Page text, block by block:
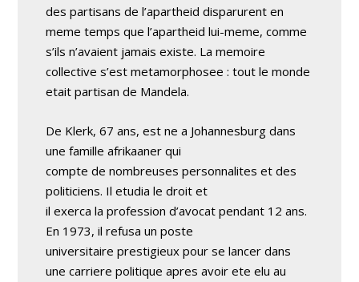
des partisans de l’apartheid disparurent en
meme temps que l’apartheid lui-meme, comme
s’ils n’avaient jamais existe. La memoire
collective s’est metamorphosee : tout le monde
etait partisan de Mandela.
De Klerk, 67 ans, est ne a Johannesburg dans
une famille afrikaaner qui
compte de nombreuses personnalites et des
politiciens. Il etudia le droit et
il exerca la profession d’avocat pendant 12 ans.
En 1973, il refusa un poste
universitaire prestigieux pour se lancer dans
une carriere politique apres avoir ete elu au